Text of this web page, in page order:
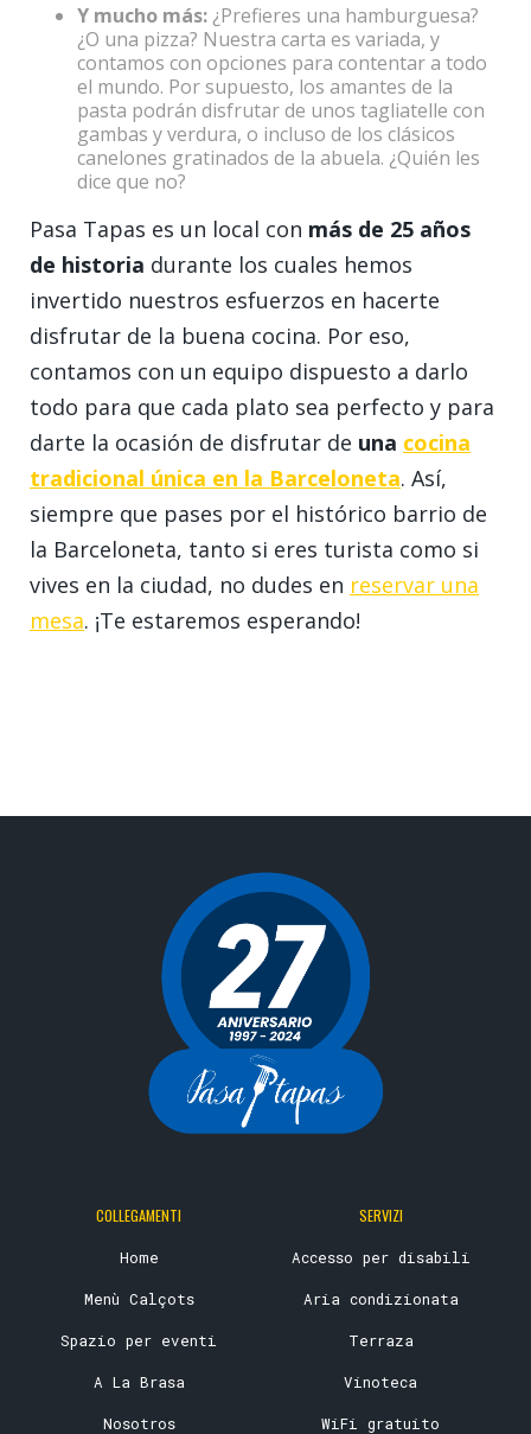
Y mucho más: ¿Prefieres una hamburguesa?
¿O una pizza? Nuestra carta es variada, y
contamos con opciones para contentar a todo
el mundo. Por supuesto, los amantes de la
pasta podrán disfrutar de unos tagliatelle con
gambas y verdura, o incluso de los clásicos
canelones gratinados de la abuela. ¿Quién les
dice que no?
Pasa Tapas es un local con más de 25 años
de historia durante los cuales hemos
invertido nuestros esfuerzos en hacerte
disfrutar de la buena cocina. Por eso,
contamos con un equipo dispuesto a darlo
todo para que cada plato sea perfecto y para
darte la ocasión de disfrutar de una cocina
tradicional única en la Barceloneta. Así,
siempre que pases por el histórico barrio de
la Barceloneta, tanto si eres turista como si
vives en la ciudad, no dudes en reservar una
mesa. ¡Te estaremos esperando!
COLLEGAMENTI
Home
Menù Calçots
Spazio per eventi
A La Brasa
Nosotros
SERVIZI
Accesso per disabili
Aria condizionata
Terraza
Vinoteca
WiFi gratuito